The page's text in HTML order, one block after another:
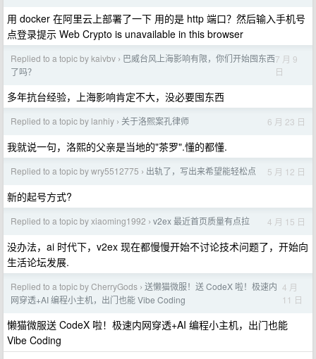
用 docker 在阿里云上部署了一下 用的是 http 端口？然后输入手机号
点登录提示 Web Crypto is unavailable in this browser
Replied to a topic by kaivbv › 巴威台风上海影响有限，你们开始囤东西
了吗？
7 月 9
日
多年抗台经验，上海影响肯定不大，没必要囤东西
Replied to a topic by lanhiy › 关于洛熙案孔律师 6 月 23 日
我就说一句，洛熙的父亲是当地的"茶罗".懂的都懂.
Replied to a topic by wry5512775 › 出轨了，写出来希望能轻松点 5 月 12 日
新的起号方式?
Replied to a topic by xiaoming1992 › v2ex 最近首页质量有点拉 4 月 15 日
没办法，ai 时代下，v2ex 现在都慢慢开始不讨论技术问题了，开始向
生活论坛发展.
Replied to a topic by CherryGods › 送懒猫微服！送 CodeX 啦！极速内
网穿透+AI 编程小主机，出门也能 Vibe Coding
4 月
11 日
懒猫微服送 CodeX 啦！极速内网穿透+AI 编程小主机，出门也能
Vibe Coding